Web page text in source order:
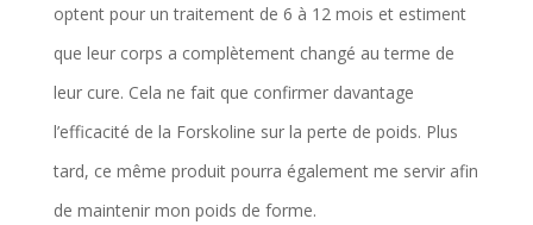
optent pour un traitement de 6 à 12 mois et estiment
que leur corps a complètement changé au terme de
leur cure. Cela ne fait que confirmer davantage
l’efficacité de la Forskoline sur la perte de poids. Plus
tard, ce même produit pourra également me servir afin
de maintenir mon poids de forme.